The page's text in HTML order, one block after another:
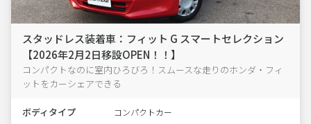
スタッドレス装着車：フィット G スマートセレクション
【2026年2月2日移設OPEN！！】
コンパクトなのに室内ひろびろ！スムースな走りのホンダ・フィ
ットをカーシェアできる
ボディタイプ コンパクトカー